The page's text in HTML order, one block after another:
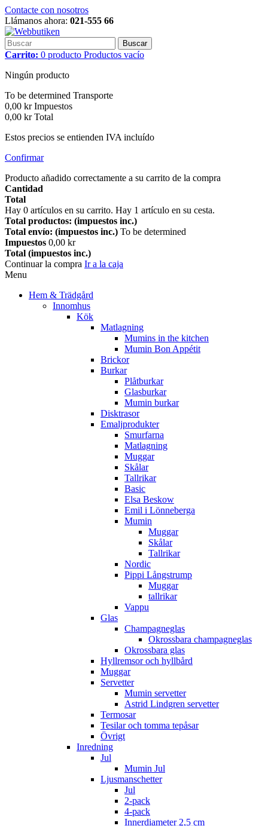
Contacte con nosotros
Llámanos ahora: 021-555 66
Buscar
Carrito: 0 producto Productos vacío
Ningún producto
To be determined Transporte
0,00 kr Impuestos
0,00 kr Total
Estos precios se entienden IVA incluído
Confirmar
Producto añadido correctamente a su carrito de la compra
Cantidad
Total
Hay 0 artículos en su carrito. Hay 1 artículo en su cesta.
Total productos: (impuestos inc.)
Total envío: (impuestos inc.) To be determined
Impuestos 0,00 kr
Total (impuestos inc.)
Continuar la compra Ir a la caja
Menu
Hem & Trädgård
Innomhus
Kök
Matlagning
Mumins in the kitchen
Mumin Bon Appétit
Brickor
Burkar
Plåtburkar
Glasburkar
Mumin burkar
Disktrasor
Emaljprodukter
Smurfarna
Matlagning
Muggar
Skålar
Tallrikar
Basic
Elsa Beskow
Emil i Lönneberga
Mumin
Muggar
Skålar
Tallrikar
Nordic
Pippi Långstrump
Muggar
tallrikar
Vappu
Glas
Champagneglas
Okrossbara champagneglas
Okrossbara glas
Hyllremsor och hyllbård
Muggar
Servetter
Mumin servetter
Astrid Lindgren servetter
Termosar
Tesilar och tomma tepåsar
Övrigt
Inredning
Jul
Mumin Jul
Ljusmanschetter
Jul
2-pack
4-pack
Innerdiameter 2,5 cm